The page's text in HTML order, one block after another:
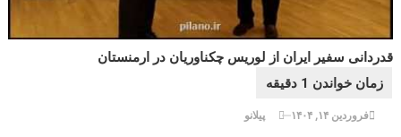
قدردانی سفیر ایران از لوریس چکناوریان در ارمنستان
فروردین ۱۴, ۱۴۰۴ پیلانو